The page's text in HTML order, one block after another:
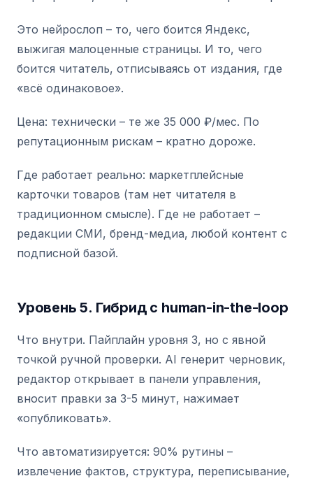
Это нейрослоп – то, чего боится Яндекс,
выжигая малоценные страницы. И то, чего
боится читатель, отписываясь от издания, где
«всё одинаковое».
Цена: технически – те же 35 000 ₽/мес. По
репутационным рискам – кратно дороже.
Где работает реально: маркетплейсные
карточки товаров (там нет читателя в
традиционном смысле). Где не работает –
редакции СМИ, бренд-медиа, любой контент с
подписной базой.
Уровень 5. Гибрид с human-in-the-loop
Что внутри. Пайплайн уровня 3, но с явной
точкой ручной проверки. AI генерит черновик,
редактор открывает в панели управления,
вносит правки за 3-5 минут, нажимает
«опубликовать».
Что автоматизируется: 90% рутины –
извлечение фактов, структура, переписывание,